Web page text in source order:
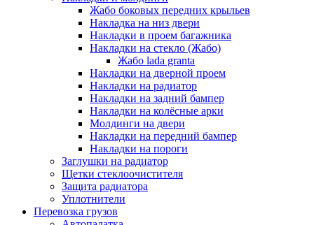
Жабо боковых передних крыльев
Накладка на низ двери
Накладки в проем багажника
Накладки на стекло (Жабо)
Жабо lada granta
Накладки на дверной проем
Накладки на радиатор
Накладки на задний бампер
Накладки на колёсные арки
Молдинги на двери
Накладки на передний бампер
Накладки на пороги
Заглушки на радиатор
Щетки стеклоочистителя
Защита радиатора
Уплотнители
Перевозка грузов